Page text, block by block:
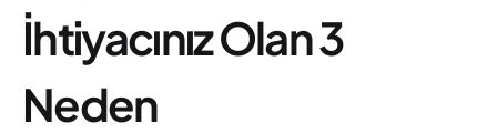
İhtiyacınız Olan 3
Neden